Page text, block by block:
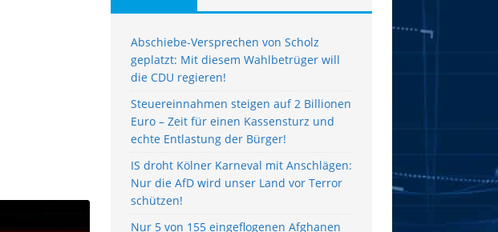
Abschiebe-Versprechen von Scholz
geplatzt: Mit diesem Wahlbetrüger will
die CDU regieren!
Steuereinnahmen steigen auf 2 Billionen
Euro – Zeit für einen Kassensturz und
echte Entlastung der Bürger!
IS droht Kölner Karneval mit Anschlägen:
Nur die AfD wird unser Land vor Terror
schützen!
Nur 5 von 155 eingeflogenen Afghanen